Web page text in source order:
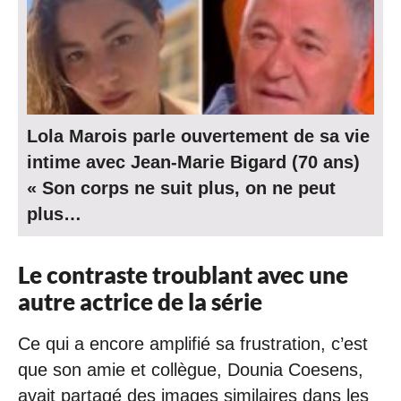
Lola Marois parle ouvertement de sa vie
intime avec Jean-Marie Bigard (70 ans)
« Son corps ne suit plus, on ne peut
plus…
Le contraste troublant avec une
autre actrice de la série
Ce qui a encore amplifié sa frustration, c’est
que son amie et collègue, Dounia Coesens,
avait partagé des images similaires dans les